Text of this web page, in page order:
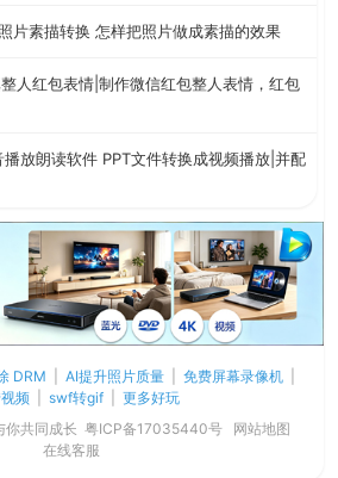
片素描转换 怎样把照片做成素描的效果
人红包表情|制作微信红包整人表情，红包
放朗读软件 PPT文件转换成视频播放|并配
DRM AI提升照片质量 免费屏幕录像机
频
swf转gif
更多好玩
共同成长 粤ICP备17035440号
网站地图
在线客服